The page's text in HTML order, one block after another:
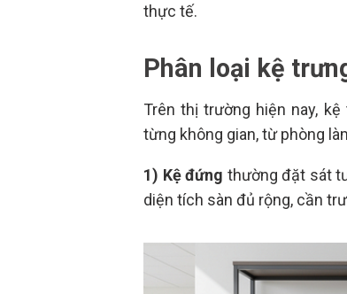
thực tế.
Phân loại kệ
Trên thị trường hiện nay,
từng không gian, từ phòng
1) Kệ đứng thường đặt sát
diện tích sàn đủ rộng, cần